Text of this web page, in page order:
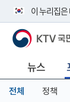
이 누리집
공식 누리집
니다.
이밖에 or.kr
서 도메인
KTV 국민방송
뉴스
전체 정책